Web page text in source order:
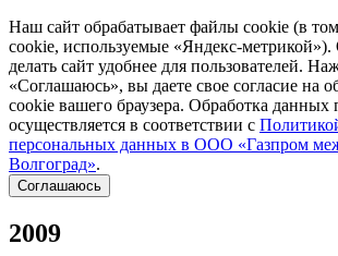
Наш сайт обрабатывает файлы cookie (в
cookie, используемые «Яндекс-
делать сайт удобнее для пользователей.
«Соглашаюсь», вы даете свое согласие на
cookie вашего браузера. Обработка данных
осуществляется в соответствии с
персональных данных в ООО «Газпром
Волгоград».
Соглашаюсь
2009